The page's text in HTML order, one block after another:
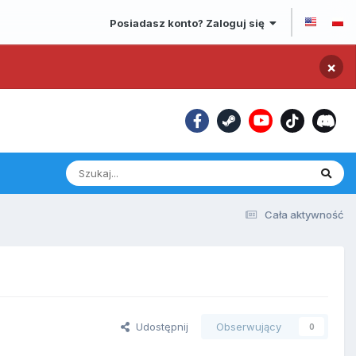
Posiadasz konto? Zaloguj się
×
Cała aktywność
Udostępnij Obserwujący 0